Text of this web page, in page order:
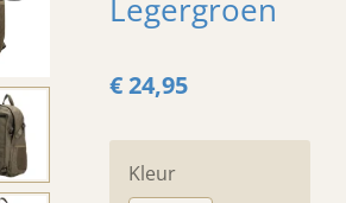
Legergroen
€ 24,95
Kleur